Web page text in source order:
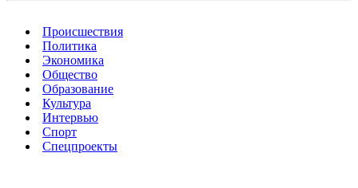
Происшествия
Политика
Экономика
Общество
Образование
Культура
Интервью
Спорт
Спецпроекты